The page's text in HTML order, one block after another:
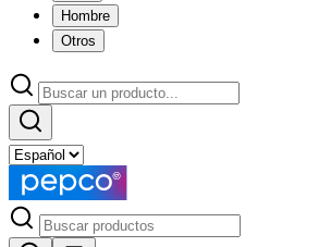
Hombre
Otros